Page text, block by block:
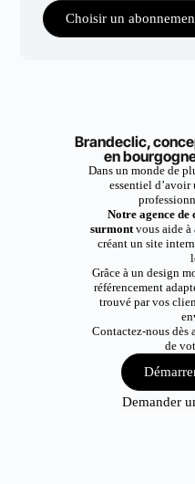
Choisir un
Brandeclic,
en
Dans un monde de
essentiel d’avoir
Notre agence de
surmontvous aide à
créant un site
Grâce à un design
référencement
trouvé par vos
Contactez-nous dès
de
Demander